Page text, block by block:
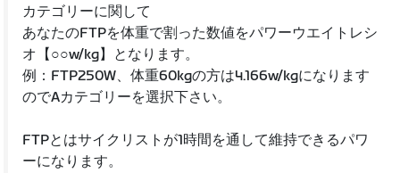
カテゴリーに関して
あなたのFTPを体重で割った数値をパワーウエイトレシ
オ【○○w/kg】となります。
例：FTP250W、体重60kgの方は4.166w/kgになります
のでAカテゴリーを選択下さい。
FTPとはサイクリストが1時間を通して維持できるパワ
ーになります。